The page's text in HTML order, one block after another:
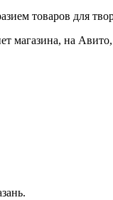
товаров для
магазина, на